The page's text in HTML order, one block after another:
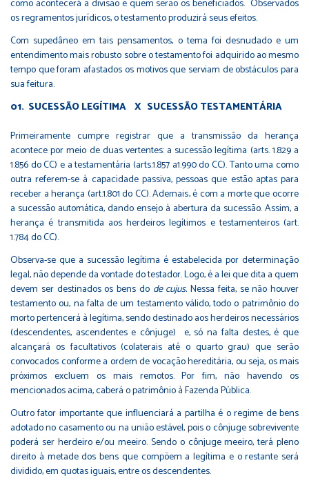
como acontecerá a divisão e quem serão os beneficiados. Observados
os regramentos jurídicos, o testamento produzirá seus efeitos.
Com supedâneo em tais pensamentos, o tema foi desnudado e um
entendimento mais robusto sobre o testamento foi adquirido ao mesmo
tempo que foram afastados os motivos que serviam de obstáculos para
sua feitura.
SUCESSÃO LEGÍTIMA X SUCESSÃO TESTAMENTÁRIA
Primeiramente cumpre registrar que a transmissão da herança
acontece por meio de duas vertentes: a sucessão legítima (arts. 1.829 a
1.856 do CC) e a testamentária (arts.1.857 a1.990 do CC). Tanto uma como
outra referem-se à capacidade passiva, pessoas que estão aptas para
receber a herança (art.1.801 do CC). Ademais, é com a morte que ocorre
a sucessão automática, dando ensejo à abertura da sucessão. Assim, a
herança é transmitida aos herdeiros legítimos e testamenteiros (art.
1.784 do CC).
Observa-se que a sucessão legítima é estabelecida por determinação
legal, não depende da vontade do testador. Logo, é a lei que dita a quem
devem ser destinados os bens do de cujus. Nessa feita, se não houver
testamento ou, na falta de um testamento válido, todo o patrimônio do
morto pertencerá à legítima, sendo destinado aos herdeiros necessários
(descendentes, ascendentes e cônjuge) e, só na falta destes, é que
alcançará os facultativos (colaterais até o quarto grau) que serão
convocados conforme a ordem de vocação hereditária, ou seja, os mais
próximos excluem os mais remotos. Por fim, não havendo os
mencionados acima, caberá o patrimônio à Fazenda Pública.
Outro fator importante que influenciará a partilha é o regime de bens
adotado no casamento ou na união estável, pois o cônjuge sobrevivente
poderá ser herdeiro e/ou meeiro. Sendo o cônjuge meeiro, terá pleno
direito à metade dos bens que compõem a legítima e o restante será
dividido, em quotas iguais, entre os descendentes.